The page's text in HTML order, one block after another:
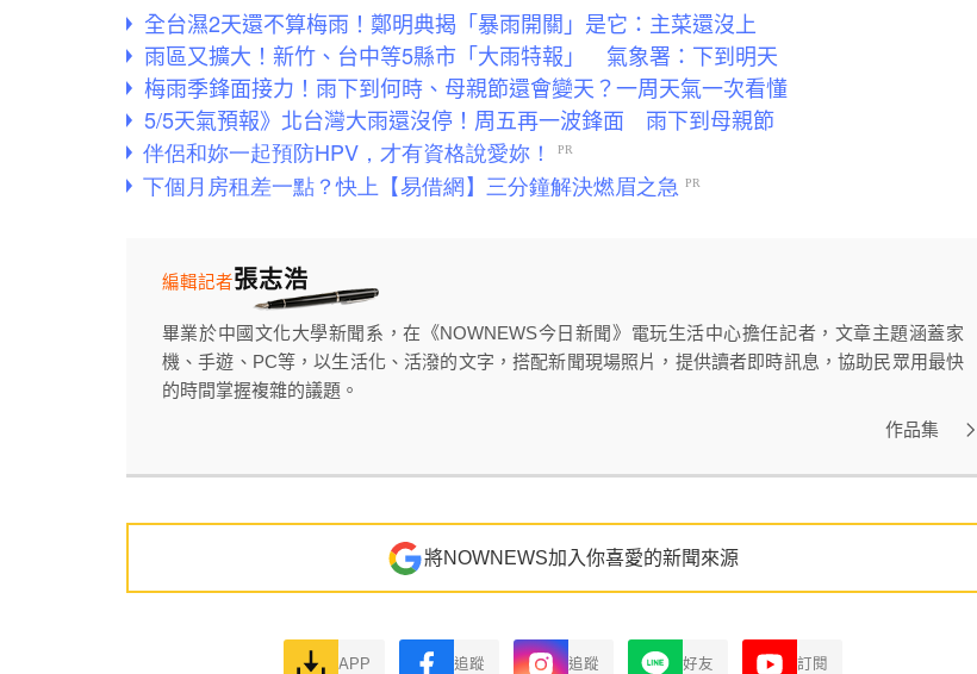
全台濕2天還不算梅雨！鄭明典揭「暴雨開關」是它：主菜還沒上
雨區又擴大！新竹、台中等5縣市「大雨特報」 氣象署：下到明天
梅雨季鋒面接力！雨下到何時、母親節還會變天？一周天氣一次看懂
5/5天氣預報》北台灣大雨還沒停！周五再一波鋒面 雨下到母親節
張志浩
編輯記者
畢業於中國文化大學新聞系，在《NOWNEWS今日新聞》電玩生活中心擔任記者，文章主題涵蓋家
機、手遊、PC等，以生活化、活潑的文字，搭配新聞現場照片，提供讀者即時訊息，協助民眾用最快
的時間掌握複雜的議題。
作品集
將NOWNEWS加入你喜愛的新聞來源
APP 追蹤 追蹤 好友 訂閱